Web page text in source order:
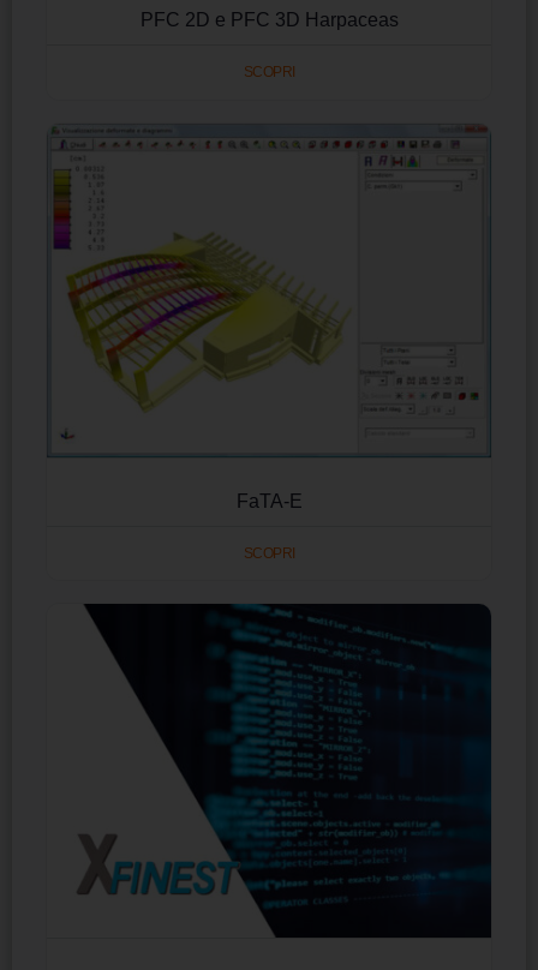
PFC 2D e PFC 3D Harpaceas
SCOPRI
FaTA-E
SCOPRI